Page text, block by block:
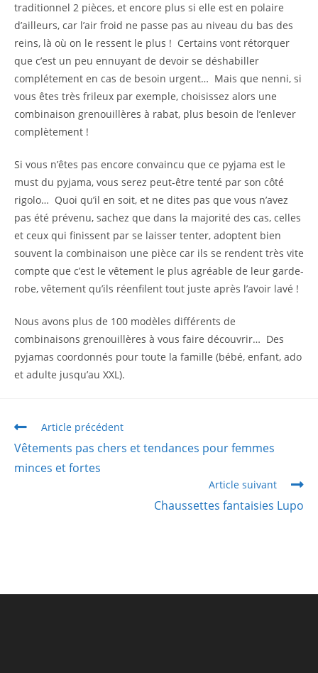
traditionnel 2 pièces, et encore plus si elle est en polaire
d’ailleurs, car l’air froid ne passe pas au niveau du bas des
reins, là où on le ressent le plus ! Certains vont rétorquer
que c’est un peu ennuyant de devoir se déshabiller
complétement en cas de besoin urgent… Mais que nenni, si
vous êtes très frileux par exemple, choisissez alors une
combinaison grenouillères à rabat, plus besoin de l’enlever
complètement !
Si vous n’êtes pas encore convaincu que ce pyjama est le
must du pyjama, vous serez peut-être tenté par son côté
rigolo… Quoi qu’il en soit, et ne dites pas que vous n’avez
pas été prévenu, sachez que dans la majorité des cas, celles
et ceux qui finissent par se laisser tenter, adoptent bien
souvent la combinaison une pièce car ils se rendent très vite
compte que c’est le vêtement le plus agréable de leur garde-
robe, vêtement qu’ils réenfilent tout juste après l’avoir lavé !
Nous avons plus de 100 modèles différents de
combinaisons grenouillères à vous faire découvrir… Des
pyjamas coordonnés pour toute la famille (bébé, enfant, ado
et adulte jusqu’au XXL).
Article précédent
Vêtements pas chers et tendances pour femmes
minces et fortes
Article suivant
Chaussettes fantaisies Lupo